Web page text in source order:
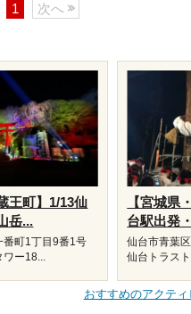
1 次へ
王町】1/13仙
岳...
番町1丁目9番1号
ワー18...
【宮城県
台駅出発
仙台市青葉
仙台トラス
おすすめのアクテ